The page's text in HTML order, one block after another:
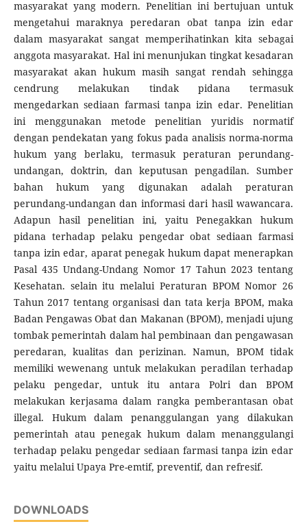
masyarakat yang modern. Penelitian ini bertujuan untuk
mengetahui maraknya peredaran obat tanpa izin edar
dalam masyarakat sangat memperihatinkan kita sebagai
anggota masyarakat. Hal ini menunjukan tingkat kesadaran
masyarakat akan hukum masih sangat rendah sehingga
cendrung melakukan tindak pidana termasuk
mengedarkan sediaan farmasi tanpa izin edar. Penelitian
ini menggunakan metode penelitian yuridis normatif
dengan pendekatan yang fokus pada analisis norma-norma
hukum yang berlaku, termasuk peraturan perundang-
undangan, doktrin, dan keputusan pengadilan. Sumber
bahan hukum yang digunakan adalah peraturan
perundang-undangan dan informasi dari hasil wawancara.
Adapun hasil penelitian ini, yaitu Penegakkan hukum
pidana terhadap pelaku pengedar obat sediaan farmasi
tanpa izin edar, aparat penegak hukum dapat menerapkan
Pasal 435 Undang-Undang Nomor 17 Tahun 2023 tentang
Kesehatan. selain itu melalui Peraturan BPOM Nomor 26
Tahun 2017 tentang organisasi dan tata kerja BPOM, maka
Badan Pengawas Obat dan Makanan (BPOM), menjadi ujung
tombak pemerintah dalam hal pembinaan dan pengawasan
peredaran, kualitas dan perizinan. Namun, BPOM tidak
memiliki wewenang untuk melakukan peradilan terhadap
pelaku pengedar, untuk itu antara Polri dan BPOM
melakukan kerjasama dalam rangka pemberantasan obat
illegal. Hukum dalam penanggulangan yang dilakukan
pemerintah atau penegak hukum dalam menanggulangi
terhadap pelaku pengedar sediaan farmasi tanpa izin edar
yaitu melalui Upaya Pre-emtif, preventif, dan refresif.
DOWNLOADS